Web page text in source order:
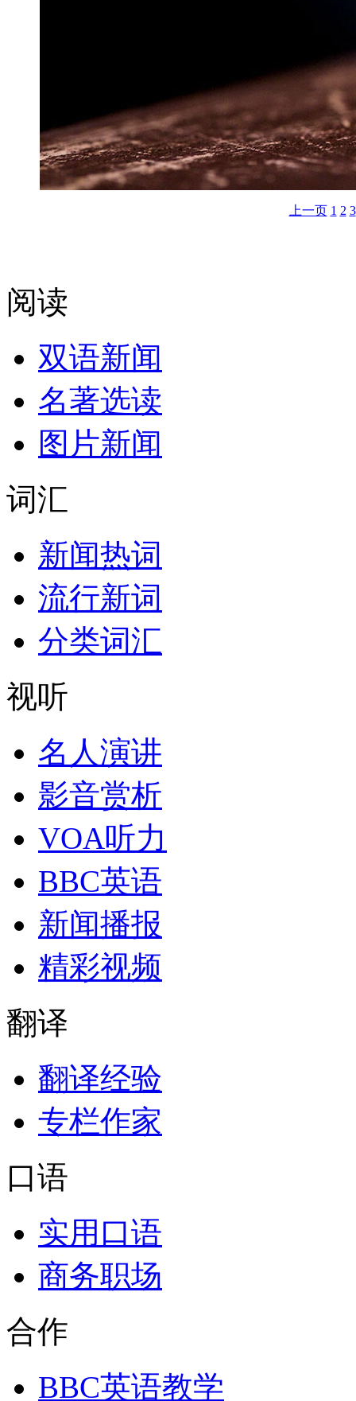
上一页 1 2 3
阅读
双语新闻
名著选读
图片新闻
词汇
新闻热词
流行新词
分类词汇
视听
名人演讲
影音赏析
VOA听力
BBC英语
新闻播报
精彩视频
翻译
翻译经验
专栏作家
口语
实用口语
商务职场
合作
BBC英语教学